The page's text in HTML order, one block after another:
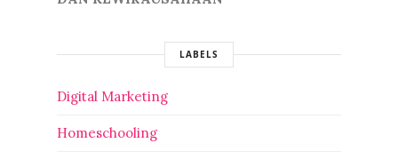
LABELS
Digital Marketing
Homeschooling